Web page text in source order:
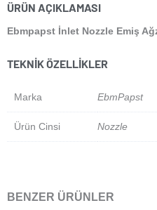
ÜRÜN AÇIKLAMASI
Ebmpapst İnlet Nozzle Emiş
TEKNIK ÖZELLIKLER
Marka EbmPapst
Ürün Cinsi Nozzle
BENZER ÜRÜNLER